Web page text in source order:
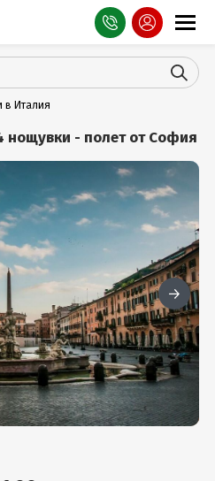
в Италия
- полет от София